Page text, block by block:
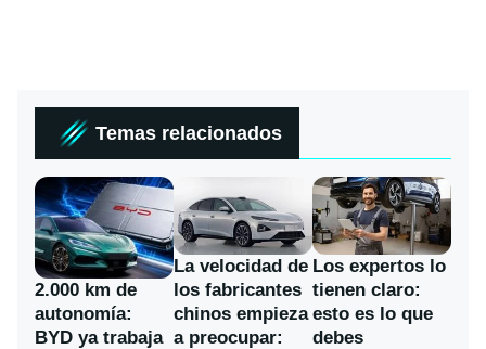
Temas relacionados
2.000 km de
autonomía:
BYD ya trabaja
La velocidad de
los fabricantes
chinos empieza
a preocupar:
Los expertos lo
tienen claro:
esto es lo que
debes